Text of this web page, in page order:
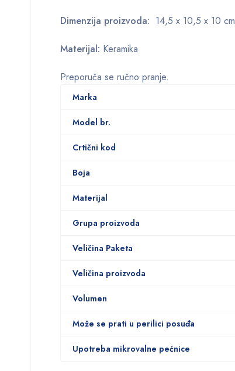
Dimenzija proizvoda: 14,5 x 10,5 x 10 cm
Materijal: Keramika
Preporuča se ručno pranje.
Marka
Model br.
Crtični kod
Boja
Materijal
Grupa proizvoda
Veličina Paketa
Veličina proizvoda
Volumen
Može se prati u perilici posuđa
Upotreba mikrovalne pećnice